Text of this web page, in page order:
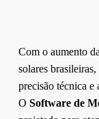
Com o aumento
solares
precisão técnica e
O Software de